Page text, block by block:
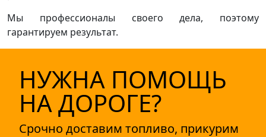
Мы профессионалы своего дела, поэтому
гарантируем результат.
НУЖНА ПОМОЩЬ
НА ДОРОГЕ?
Срочно доставим топливо, прикурим